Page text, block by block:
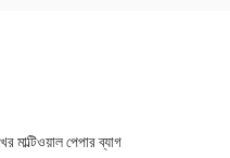
মাল্টিওয়াল পেপার ব্যাগ